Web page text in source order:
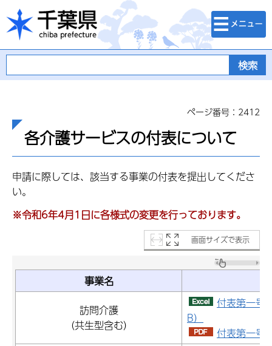
千葉県
検索・メニュ
ー
ページ番号：2412
各介護サービスの付表について
申請に際しては、該当する事業の付表を提出してくださ
い。
※令和6年4月1日に各様式の変更を行っております。
画面サイズで表示
事業名
訪問介護
（共生型含む）
付表第一号
B）
付表第一号